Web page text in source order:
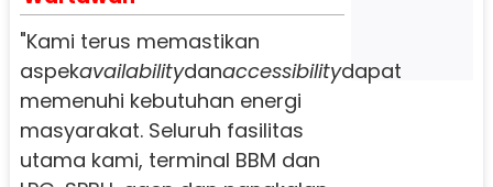
"Kami terus memastikan
aspekavailabilitydanaccessibilitydapat
memenuhi kebutuhan energi
masyarakat. Seluruh fasilitas
utama kami, terminal BBM dan